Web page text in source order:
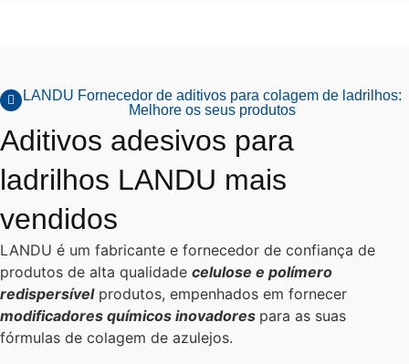
LANDU Fornecedor de aditivos para colagem de ladrilhos:
Melhore os seus produtos
Aditivos adesivos para
ladrilhos LANDU mais
vendidos
LANDU é um fabricante e fornecedor de confiança de
produtos de alta qualidade celulose e polímero
redispersível produtos, empenhados em fornecer
modificadores químicos inovadores para as suas
fórmulas de colagem de azulejos.